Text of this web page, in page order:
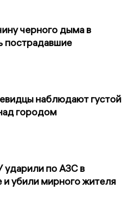
черного дыма в
пострадавшие
наблюдают густой
городом
ударили по АЗС в
убили мирного жителя